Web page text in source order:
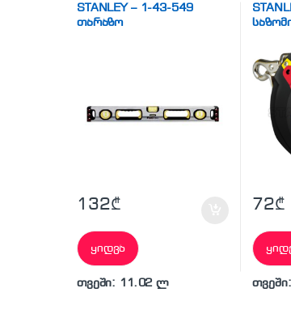
STANLEY – 1-43-549
თარაზო
132₾
ყიდვა
თვეში: 11.02 ლ
72₾